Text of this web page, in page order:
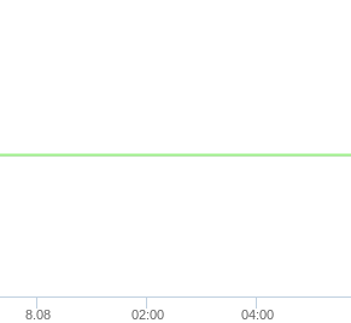
8.08 02:00 04:00